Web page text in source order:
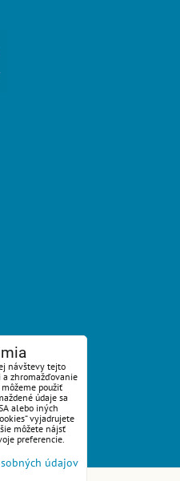
návštevy tejto
zhromažďovanie
použiť
údaje sa
alebo iných
vyjadrujete
môžete nájsť
preferencie.
údajov